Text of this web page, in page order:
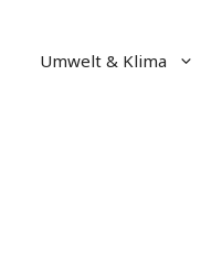
Umwelt & Klima